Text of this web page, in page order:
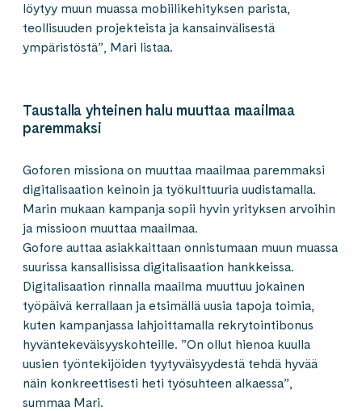
löytyy muun muassa mobiilikehityksen parista,
teollisuuden projekteista ja kansainvälisestä
ympäristöstä”, Mari listaa.
Taustalla yhteinen halu muuttaa maailmaa
paremmaksi
Goforen missiona on muuttaa maailmaa paremmaksi
digitalisaation keinoin ja työkulttuuria uudistamalla.
Marin mukaan kampanja sopii hyvin yrityksen arvoihin
ja missioon muuttaa maailmaa.
Gofore auttaa asiakkaittaan onnistumaan muun muassa
suurissa kansallisissa digitalisaation hankkeissa.
Digitalisaation rinnalla maailma muuttuu jokainen
työpäivä kerrallaan ja etsimällä uusia tapoja toimia,
kuten kampanjassa lahjoittamalla rekrytointibonus
hyväntekeväisyyskohteille. ”On ollut hienoa kuulla
uusien työntekijöiden tyytyväisyydestä tehdä hyvää
näin konkreettisesti heti työsuhteen alkaessa”,
summaa Mari.